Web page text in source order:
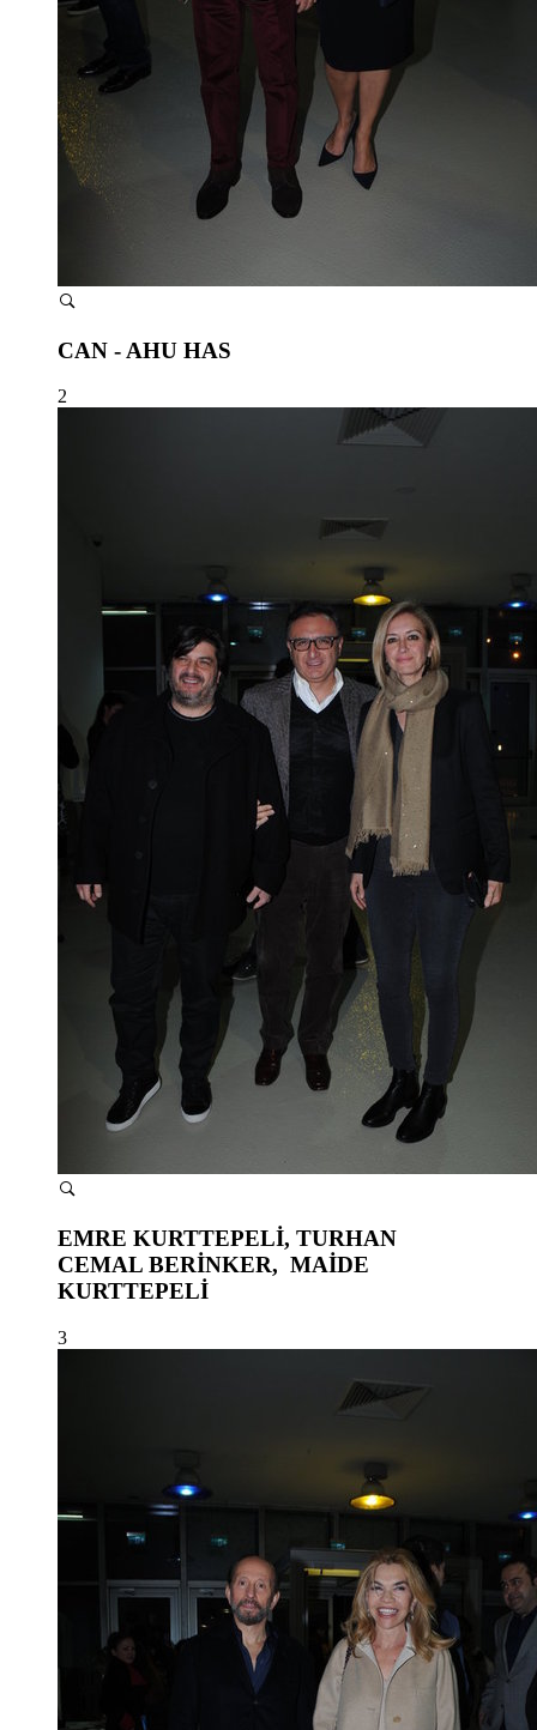
CAN - AHU HAS
2
EMRE KURTTEPELİ, TURHAN
CEMAL BERİNKER, MAİDE
KURTTEPELİ
3